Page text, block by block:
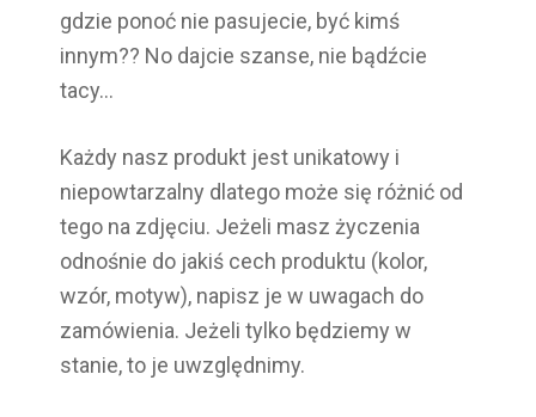
gdzie ponoć nie pasujecie, być kimś
innym?? No dajcie szanse, nie bądźcie
tacy…
Każdy nasz produkt jest unikatowy i
niepowtarzalny dlatego może się różnić od
tego na zdjęciu. Jeżeli masz życzenia
odnośnie do jakiś cech produktu (kolor,
wzór, motyw), napisz je w uwagach do
zamówienia. Jeżeli tylko będziemy w
stanie, to je uwzględnimy.